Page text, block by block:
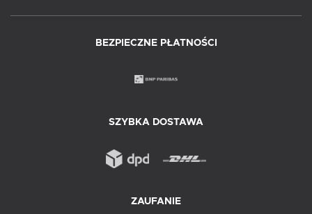
BEZPIECZNE PŁATNOŚCI
SZYBKA DOSTAWA
ZAUFANIE